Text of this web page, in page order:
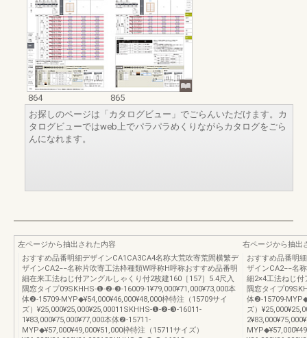
864
865
お探しのページは「カタログビュー」でごらんいただけます。カ
タログビューではweb上でパラパラめくりながらカタログをごら
んになれます。
左ページから抽出された内容
おすすめ品番明細デザインCA1CA3CA4名称大荒吹寄荒間横繁デ
ザインCA2−−名称片吹寄工法枠種類W呼称H呼称おすすめ品番明
細在来工法ねじ付アングルしゃくり付2枚建160［157］5.4尺入
隅窓タイプ09SKHHS-❶-❷-❸-16009-1¥79,000¥71,000¥73,000本
体❷-15709-MYP◆¥54,000¥46,000¥48,000枠特注（15709サイ
ズ）¥25,000¥25,000¥25,00011SKHHS-❶-❷-❸-16011-
1¥83,000¥75,000¥77,000本体❷-15711-
MYP◆¥57,000¥49,000¥51,000枠特注（15711サイズ）
右ページから抽出
おすすめ品番明
ザインCA2−−名
細2×4工法ねじ付
隅窓タイプ
体❷-15709-
ズ）